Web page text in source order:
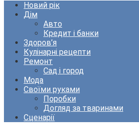
Новий рік
Дім
Авто
Кредит і банки
Здоров’я
Кулінарні рецепти
Ремонт
Сад і город
Мода
Своїми руками
Поробки
Догляд за тваринами
Сценарії